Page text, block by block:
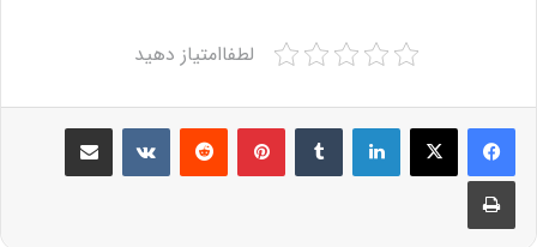
لطفاامتیاز دهید
LinkedIn
Tumblr
Pinterest
Reddit
VKontakte
Share via Email
Print